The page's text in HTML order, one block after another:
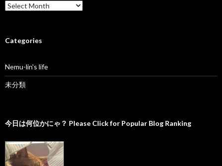
A
r
i
s
Categories
Nemu-lin's life
未分類
今日は何位かにゃ？ Please Click for Popular Blog Ranking